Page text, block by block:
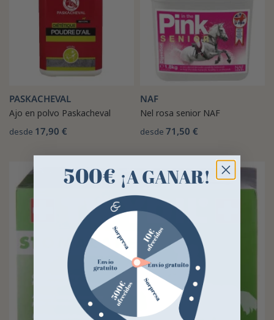
PASKACHEVAL
Ajo en polvo Paskacheval
desde 17,90 €
NAF
Nel rosa senior NAF
desde 71,50 €
500€ ¡A GANAR!